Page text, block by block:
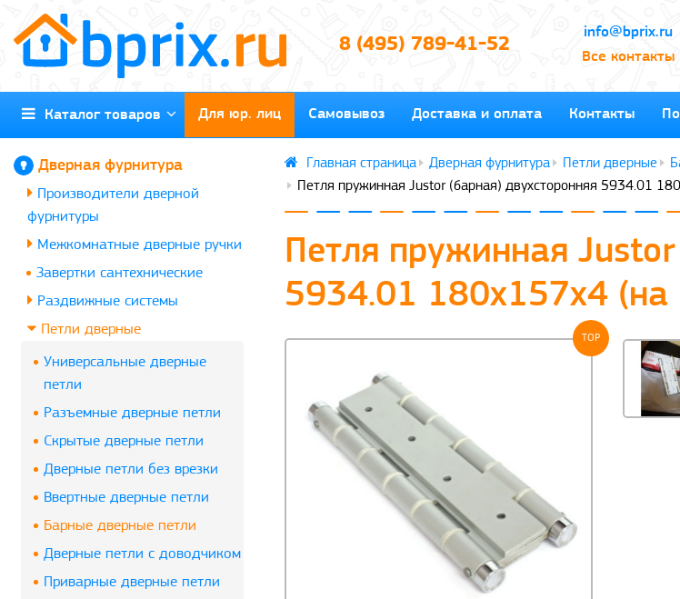
8 (495) 789-41-52
info@bprix.ru
Все контакты
Каталог товаров Для юр. лиц Самовывоз Доставка и оплата Контакты
Дверная фурнитура
Производители дверной
фурнитуры
Межкомнатные дверные ручки
Завертки сантехнические
Раздвижные системы
Петли дверные
Универсальные дверные
петли
Разъемные дверные петли
Скрытые дверные петли
Дверные петли без врезки
Ввертные дверные петли
Барные дверные петли
Дверные петли с доводчиком
Приварные дверные петли
Дверная фурнитура Петли дверные
Петля пружинная Justor (барная) двухсторонняя 5934.01
Петля пружинная
5934.01 180x157x4
TOP